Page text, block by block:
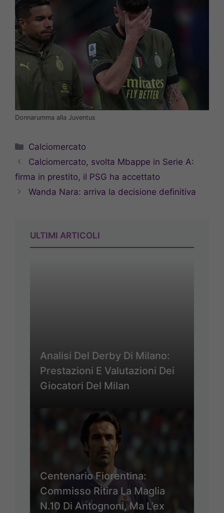
Donnarumma alla Juventus
Categorie
Calciomercato
Calciomercato, svolta Mbappe in Serie A:
firma in prestito, il PSG ha accettato
Wanda Nara: arriva la decisione definitiva
ULTIMI ARTICOLI
Analisi Del Derby Di Milano:
Prestazioni E Valutazioni Dei
Giocatori Del Milan
Centenario Fiorentina:
Commisso Ritira La Maglia
N.10 Di Antognoni, Ma L’ex